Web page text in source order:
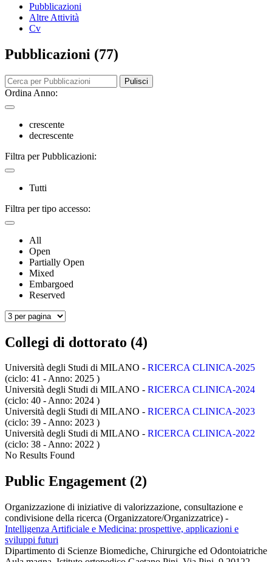
Pubblicazioni
Altre Attività
Cv
Pubblicazioni (77)
Pulisci
Ordina Anno:
crescente
decrescente
Filtra per Pubblicazioni:
Tutti
Filtra per tipo accesso:
All
Open
Partially Open
Mixed
Embargoed
Reserved
Collegi di dottorato (4)
Università degli Studi di MILANO - RICERCA CLINICA-2025
(ciclo: 41 - Anno: 2025 )
Università degli Studi di MILANO - RICERCA CLINICA-2024
(ciclo: 40 - Anno: 2024 )
Università degli Studi di MILANO - RICERCA CLINICA-2023
(ciclo: 39 - Anno: 2023 )
Università degli Studi di MILANO - RICERCA CLINICA-2022
(ciclo: 38 - Anno: 2022 )
No Results Found
Public Engagement (2)
Organizzazione di iniziative di valorizzazione, consultazione e
condivisione della ricerca (Organizzatore/Organizzatrice) -
Intelligenza Artificiale e Medicina: prospettive, applicazioni e
sviluppi futuri
Dipartimento di Scienze Biomediche, Chirurgiche ed Odontoiatriche